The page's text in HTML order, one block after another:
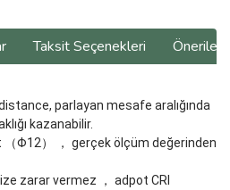
Taksit Seçenekleri
parlayan mesafe aralığında
kazanabilir.
Φ12） ， gerçek ölçüm değerinden
zarar vermez ， adpot CRI